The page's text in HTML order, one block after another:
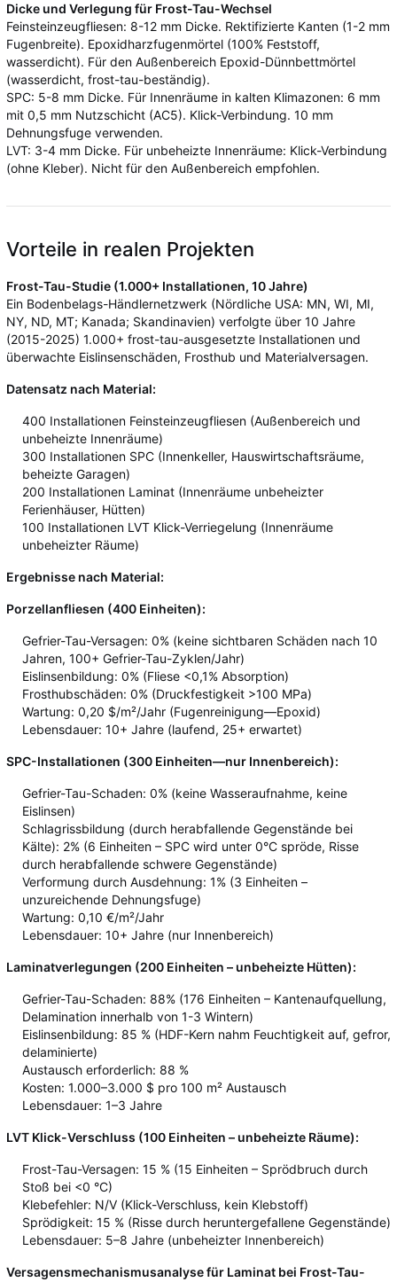
Dicke und Verlegung für Frost-Tau-Wechsel
Feinsteinzeugfliesen: 8-12 mm Dicke. Rektifizierte Kanten (1-2 mm
Fugenbreite). Epoxidharzfugenmörtel (100% Feststoff,
wasserdicht). Für den Außenbereich Epoxid-Dünnbettmörtel
(wasserdicht, frost-tau-beständig).
SPC: 5-8 mm Dicke. Für Innenräume in kalten Klimazonen: 6 mm
mit 0,5 mm Nutzschicht (AC5). Klick-Verbindung. 10 mm
Dehnungsfuge verwenden.
LVT: 3-4 mm Dicke. Für unbeheizte Innenräume: Klick-Verbindung
(ohne Kleber). Nicht für den Außenbereich empfohlen.
Vorteile in realen Projekten
Frost-Tau-Studie (1.000+ Installationen, 10 Jahre)
Ein Bodenbelags-Händlernetzwerk (Nördliche USA: MN, WI, MI,
NY, ND, MT; Kanada; Skandinavien) verfolgte über 10 Jahre
(2015-2025) 1.000+ frost-tau-ausgesetzte Installationen und
überwachte Eislinsenschäden, Frosthub und Materialversagen.
Datensatz nach Material:
400 Installationen Feinsteinzeugfliesen (Außenbereich und
unbeheizte Innenräume)
300 Installationen SPC (Innenkeller, Hauswirtschaftsräume,
beheizte Garagen)
200 Installationen Laminat (Innenräume unbeheizter
Ferienhäuser, Hütten)
100 Installationen LVT Klick-Verriegelung (Innenräume
unbeheizter Räume)
Ergebnisse nach Material:
Porzellanfliesen (400 Einheiten):
Gefrier-Tau-Versagen: 0% (keine sichtbaren Schäden nach 10
Jahren, 100+ Gefrier-Tau-Zyklen/Jahr)
Eislinsenbildung: 0% (Fliese <0,1% Absorption)
Frosthubschäden: 0% (Druckfestigkeit >100 MPa)
Wartung: 0,20 $/m²/Jahr (Fugenreinigung—Epoxid)
Lebensdauer: 10+ Jahre (laufend, 25+ erwartet)
SPC-Installationen (300 Einheiten—nur Innenbereich):
Gefrier-Tau-Schaden: 0% (keine Wasseraufnahme, keine
Eislinsen)
Schlagrissbildung (durch herabfallende Gegenstände bei
Kälte): 2% (6 Einheiten – SPC wird unter 0°C spröde, Risse
durch herabfallende schwere Gegenstände)
Verformung durch Ausdehnung: 1% (3 Einheiten –
unzureichende Dehnungsfuge)
Wartung: 0,10 €/m²/Jahr
Lebensdauer: 10+ Jahre (nur Innenbereich)
Laminatverlegungen (200 Einheiten – unbeheizte Hütten):
Gefrier-Tau-Schaden: 88% (176 Einheiten – Kantenaufquellung,
Delamination innerhalb von 1-3 Wintern)
Eislinsenbildung: 85 % (HDF-Kern nahm Feuchtigkeit auf, gefror,
delaminierte)
Austausch erforderlich: 88 %
Kosten: 1.000–3.000 $ pro 100 m² Austausch
Lebensdauer: 1–3 Jahre
LVT Klick-Verschluss (100 Einheiten – unbeheizte Räume):
Frost-Tau-Versagen: 15 % (15 Einheiten – Sprödbruch durch
Stoß bei <0 °C)
Klebefehler: N/V (Klick-Verschluss, kein Klebstoff)
Sprödigkeit: 15 % (Risse durch heruntergefallene Gegenstände)
Lebensdauer: 5–8 Jahre (unbeheizter Innenbereich)
Versagensmechanismusanalyse für Laminat bei Frost-Tau-